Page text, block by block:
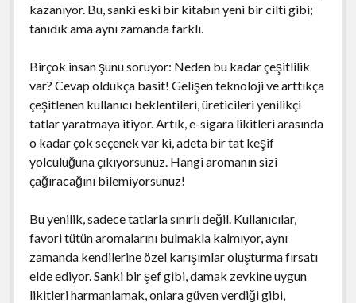
kazanıyor. Bu, sanki eski bir kitabın yeni bir cilti gibi;
tanıdık ama aynı zamanda farklı.
Birçok insan şunu soruyor: Neden bu kadar çeşitlilik
var? Cevap oldukça basit! Gelişen teknoloji ve arttıkça
çeşitlenen kullanıcı beklentileri, üreticileri yenilikçi
tatlar yaratmaya itiyor. Artık, e-sigara likitleri arasında
o kadar çok seçenek var ki, adeta bir tat keşif
yolculuğuna çıkıyorsunuz. Hangi aromanın sizi
çağıracağını bilemiyorsunuz!
Bu yenilik, sadece tatlarla sınırlı değil. Kullanıcılar,
favori tütün aromalarını bulmakla kalmıyor, aynı
zamanda kendilerine özel karışımlar oluşturma fırsatı
elde ediyor. Sanki bir şef gibi, damak zevkine uygun
likitleri harmanlamak, onlara güven verdiği gibi,